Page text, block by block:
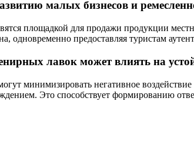
малых бизнесов и
площадкой для продажи продукции
одновременно предоставляя туристам
лавок может влиять на
минимизировать негативное
Это способствует формированию